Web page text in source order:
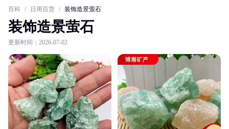
百科 / 日用百货 / 装饰造景萤石
装饰造景萤石
更新时间：2026-07-02